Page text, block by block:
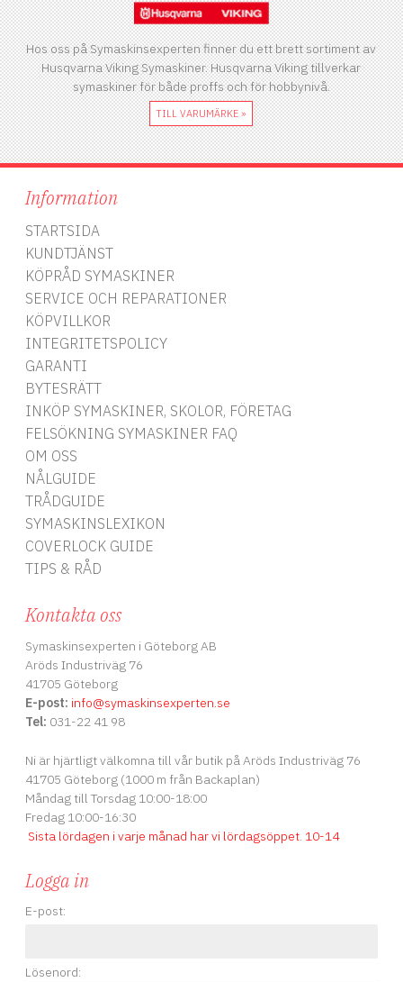
Hos oss på Symaskinsexperten finner du ett brett sortiment av
Husqvarna Viking Symaskiner. Husqvarna Viking tillverkar
symaskiner för både proffs och för hobbynivå.
TILL VARUMÄRKE »
Information
STARTSIDA
KUNDTJÄNST
KÖPRÅD SYMASKINER
SERVICE OCH REPARATIONER
KÖPVILLKOR
INTEGRITETSPOLICY
GARANTI
BYTESRÄTT
INKÖP SYMASKINER, SKOLOR, FÖRETAG
FELSÖKNING SYMASKINER FAQ
OM OSS
NÅLGUIDE
TRÅDGUIDE
SYMASKINSLEXIKON
COVERLOCK GUIDE
TIPS & RÅD
Kontakta oss
Symaskinsexperten i Göteborg AB
Aröds Industriväg 76
41705 Göteborg
E-post: info@symaskinsexperten.se
Tel: 031-22 41 98
Ni är hjärtligt välkomna till vår butik på Aröds Industriväg 76
41705 Göteborg (1000 m från Backaplan)
Måndag till Torsdag 10:00-18:00
Fredag 10:00-16:30
Sista lördagen i varje månad har vi lördagsöppet. 10-14
Logga in
E-post:
Lösenord: